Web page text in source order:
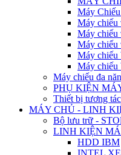
Máy
Máy chiếu
Máy chiếu
Máy chiếu
Máy chiếu
Máy
Máy chiếu đa
PHỤ KIỆN
Thiết bị tương tác
MÁY CHỦ - LINH
Bộ lưu trữ -
LINH KIỆN
HDD IBM
INTEL